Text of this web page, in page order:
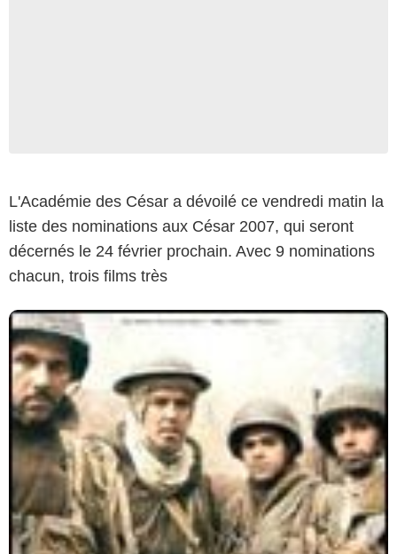
L'Académie des César a dévoilé ce vendredi matin la
liste des nominations aux César 2007, qui seront
décernés le 24 février prochain. Avec 9 nominations
chacun, trois films très